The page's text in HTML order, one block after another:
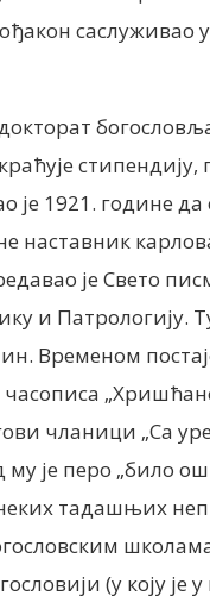
саслуживао
стипендију,
је 1921. године да
наставник
је Свето
и Патрологију.
Временом
чланици „Са
му је перо „било
тадашњих
(у коју је